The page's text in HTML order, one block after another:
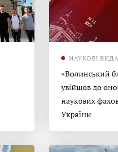
НАУКОВІ
«Волинський
увійшов до
наукових
України